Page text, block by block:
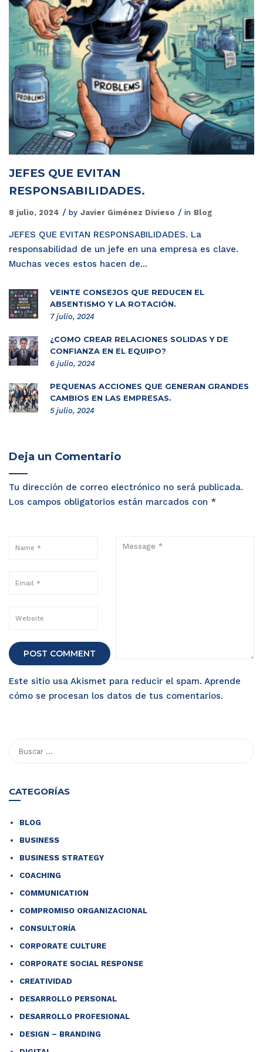
JEFES QUE EVITAN
RESPONSABILIDADES.
8 julio, 2024 by Javier Giménez Divieso in Blog
JEFES QUE EVITAN RESPONSABILIDADES. La
responsabilidad de un jefe en una empresa es clave.
Muchas veces estos hacen de...
VEINTE CONSEJOS QUE REDUCEN EL
ABSENTISMO Y LA ROTACIÓN.
7 julio, 2024
¿CÓMO CREAR RELACIONES SÓLIDAS Y DE
CONFIANZA EN EL EQUIPO?
6 julio, 2024
PEQUEÑAS ACCIONES QUE GENERAN GRANDES
CAMBIOS EN LAS EMPRESAS.
5 julio, 2024
Deja un Comentario
Tu dirección de correo electrónico no será publicada.
Los campos obligatorios están marcados con *
Este sitio usa Akismet para reducir el spam. Aprende
cómo se procesan los datos de tus comentarios.
CATEGORÍAS
BLOG
BUSINESS
BUSINESS STRATEGY
COACHING
COMMUNICATION
COMPROMISO ORGANIZACIONAL
CONSULTORÍA
CORPORATE CULTURE
CORPORATE SOCIAL RESPONSE
CREATIVIDAD
DESARROLLO PERSONAL
DESARROLLO PROFESIONAL
DESIGN – BRANDING